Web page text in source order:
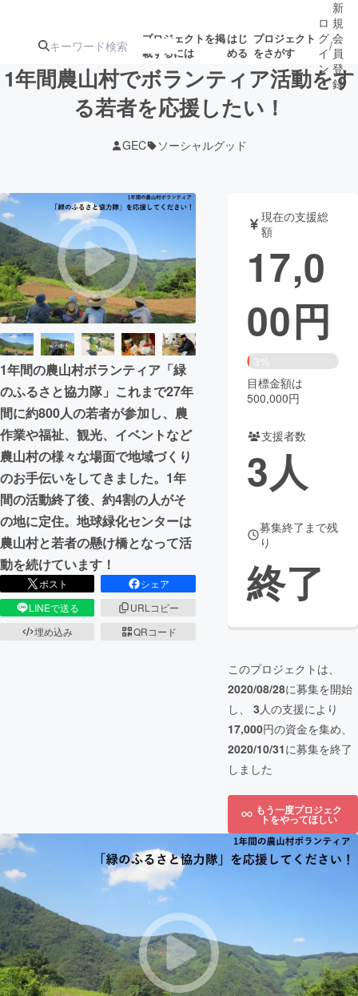
プロジェクトを掲
載するには
はじ
める
プロジェクト
をさがす
ジェクト
ロジェクト
アート・写真 音楽
テクノロジー・ガジェット ゲーム・
映像・映画 書籍・雑誌
ビジネス・起業 チャレンジ
まちづくり・地域活性化
CAMPFIRE for Social Good
CAMPFIRE Creation
CAMPFIREふるさと納税machi-ya コミュニティ
ロ
グ
イ
ン
/
新
規
会
員
登
録
1年間農山村でボランティア活動をす
る若者を応援したい！
GEC ソーシャルグッド
1年間の農山村ボランティア「緑
のふるさと協力隊」これまで27年
間に約800人の若者が参加し、農
作業や福祉、観光、イベントなど
農山村の様々な場面で地域づくり
のお手伝いをしてきました。1年
間の活動終了後、約4割の人がそ
の地に定住。地球緑化センターは
農山村と若者の懸け橋となって活
動を続けています！
ポスト
シェア
LINEで送る
URLコピー
埋め込み
QRコード
現在の支援総
額
17,0
00円
3%
目標金額は
500,000円
支援者数
3人
募集終了まで残
り
終了
このプロジェクトは、
2020/08/28に募集を開始
し、 3人の支援により
17,000円の資金を集め、
2020/10/31に募集を終了
しました
もう一度プロジェク
トをやってほしい